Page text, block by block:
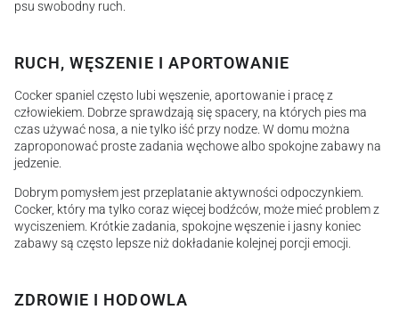
psu swobodny ruch.
RUCH, WĘSZENIE I APORTOWANIE
Cocker spaniel często lubi węszenie, aportowanie i pracę z
człowiekiem. Dobrze sprawdzają się spacery, na których pies ma
czas używać nosa, a nie tylko iść przy nodze. W domu można
zaproponować proste zadania węchowe albo spokojne zabawy na
jedzenie.
Dobrym pomysłem jest przeplatanie aktywności odpoczynkiem.
Cocker, który ma tylko coraz więcej bodźców, może mieć problem z
wyciszeniem. Krótkie zadania, spokojne węszenie i jasny koniec
zabawy są często lepsze niż dokładanie kolejnej porcji emocji.
ZDROWIE I HODOWLA